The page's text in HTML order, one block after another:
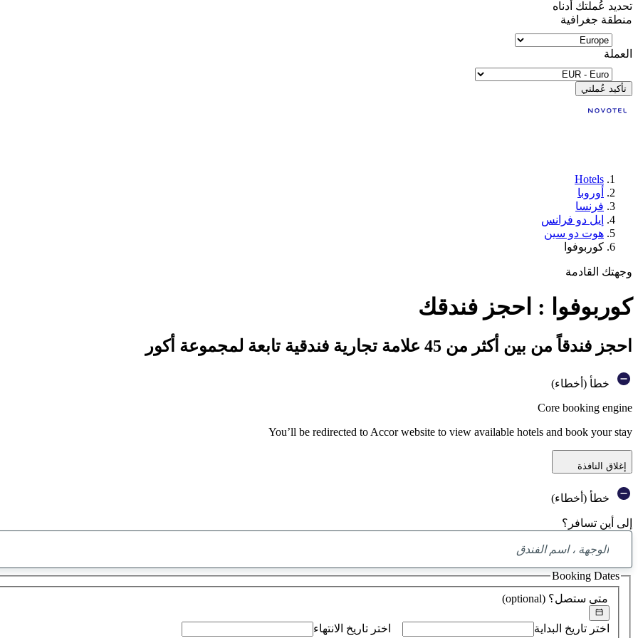
تحديد عُملتك أدناه
منطقة جغرافية
العملة
تأكيد عُملتي
Hotels
أوروبا
فرنسا
إيل دو فرانس
هوت دو سين
كوربوفوا
وجهتك القادمة
كوربوفوا : احجز فندقك
احجز فندقاً من بين أكثر من 45 علامة تجارية فندقية تابعة لمجموعة أكور
خطأ (أخطاء)
Core booking engine
You’ll be redirected to Accor website to view available hotels and book your stay
إغلاق النافذة
خطأ (أخطاء)
إلى أين تسافر؟
العثور
على
اقتراح
متى ستصل؟ (optional)
اختر تاريخ البداية اختر تاريخ الانتهاء
Booking Dates